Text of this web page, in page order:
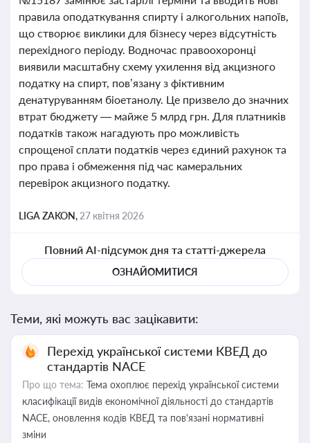
правила оподаткування спирту і алкогольних напоїв,
що створює виклики для бізнесу через відсутність
перехідного періоду. Водночас правоохоронці
виявили масштабну схему ухилення від акцизного
податку на спирт, пов’язану з фіктивним
денатуруванням біоетанолу. Це призвело до значних
втрат бюджету — майже 5 млрд грн. Для платників
податків також нагадують про можливість
спрощеної сплати податків через єдиний рахунок та
про права і обмеження під час камеральних
перевірок акцизного податку.
LIGA ZAKON, 27 квітня 2026
Повний AI-підсумок дня та статті-джерела
ОЗНАЙОМИТИСЯ
Теми, які можуть вас зацікавити:
Перехід української системи КВЕД до
стандартів NACE
Про що тема: Тема охоплює перехід української системи
класифікації видів економічної діяльності до стандартів
NACE, оновлення кодів КВЕД та пов'язані нормативні
зміни